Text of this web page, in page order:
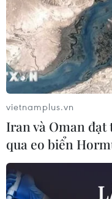
Tăng hợp tác
vietnamplus.vn
Iran và Oman đạt
qua eo biển